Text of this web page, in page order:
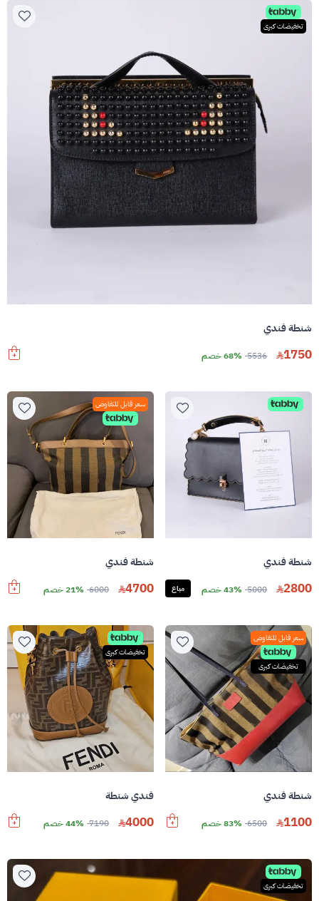
تخفيضات كبرى
شنطة فندي
1750
5536 68% خصم
شنطة فندي
2800
5000 43% خصم مباع
سعر قابل للتفاوض
شنطة فندي
4700
6000 21% خصم
سعر قابل للتفاوض
تخفيضات كبرى
شنطة فندي
1100
6500 83% خصم
تخفيضات كبرى
فندي شنطة
4000
7190 44% خصم
تخفيضات كبرى